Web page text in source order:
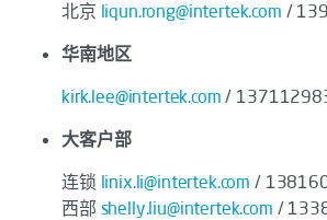
北京 liqun.rong@intertek.com /
华南地区
kirk.lee@intertek.com /
大客户部
连锁 linix.li@intertek.com /
西部 shelly.liu@intertek.com /